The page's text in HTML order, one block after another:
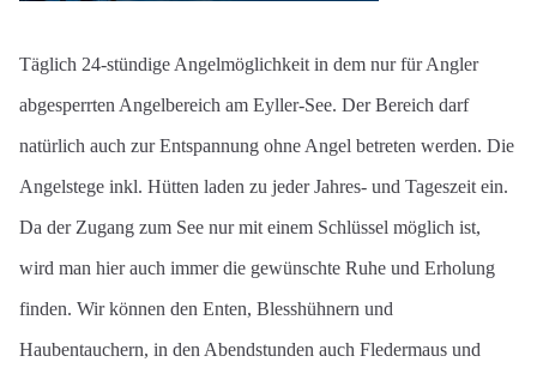
Täglich 24-stündige Angelmöglichkeit in dem nur für Angler
abgesperrten Angelbereich am Eyller-See. Der Bereich darf
natürlich auch zur Entspannung ohne Angel betreten werden. Die
Angelstege inkl. Hütten laden zu jeder Jahres- und Tageszeit ein.
Da der Zugang zum See nur mit einem Schlüssel möglich ist,
wird man hier auch immer die gewünschte Ruhe und Erholung
finden. Wir können den Enten, Blesshühnern und
Haubentauchern, in den Abendstunden auch Fledermaus und